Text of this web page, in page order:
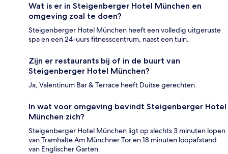
Wat is er in Steigenberger Hotel München en
omgeving zoal te doen?
Steigenberger Hotel München heeft een volledig uitgeruste
spa en een 24-uurs fitnesscentrum, naast een tuin.
Zijn er restaurants bij of in de buurt van
Steigenberger Hotel München?
Ja, Valentinum Bar & Terrace heeft Duitse gerechten.
In wat voor omgeving bevindt Steigenberger Hotel
München zich?
Steigenberger Hotel München ligt op slechts 3 minuten lopen
van Tramhalte Am Münchner Tor en 18 minuten loopafstand
van Englischer Garten.